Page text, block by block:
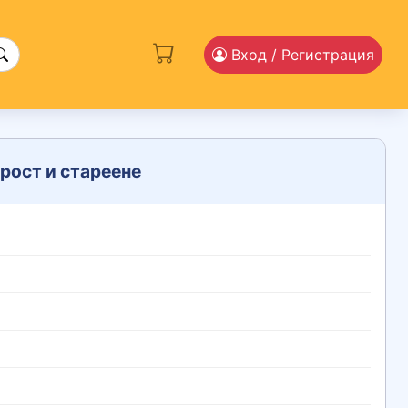
Вход / Регистрация
и стареене